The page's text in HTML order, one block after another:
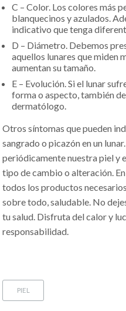
C – Color. Los colores más
blanquecinos y azulados.
indicativo que tenga
D – Diámetro. Debemos
aquellos lunares que miden
aumentan su tamaño.
E – Evolución. Si el lunar
forma o aspecto, también
dermatólogo.
Otros síntomas que pueden
sangrado o picazón en un
periódicamente nuestra piel y
tipo de cambio o alteración. En
todos los productos
sobre todo, saludable. No
tu salud. Disfruta del calor y
responsabilidad.
PIEL